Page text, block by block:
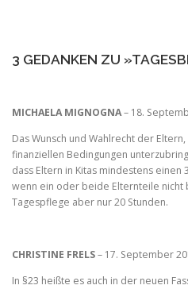
3 GEDANKEN ZU
MICHAELA MIGNOGNA– 18.
Das Wunsch und Wahlrecht der
finanziellen Bedingungen
dass Eltern in Kitas mindestens einen
wenn ein oder beide Elternteile nicht
Tagespflege aber nur 20 Stunden.
CHRISTINE FRELS– 17. September
In §23 heißte es auch in der neuen